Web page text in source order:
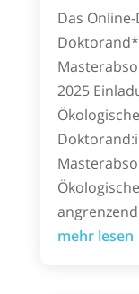
Das
2025
mehr lesen